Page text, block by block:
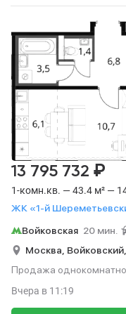
1-комн.кв. — 43.4 м² —
ЖК «1-й
13 795 732 ₽
Войковская 20 мин.
Москва, Войковский,
Продажа
Вчера в 11:19